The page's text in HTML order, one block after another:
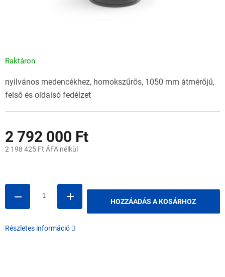
2 792 000 Ft
2 198 425 Ft ÁFA nélkül
Raktáron
HOZZÁADÁS A KOSÁRHOZ
nyilvános medencékhez, homokszűrős, 1050 mm átmérőjű,
felső és oldalsó fedélzet
Részletes információ